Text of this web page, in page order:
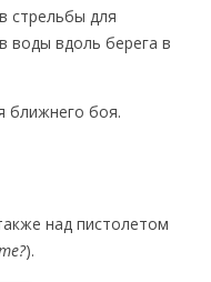
стрельбы для
воды вдоль берега в
ближнего боя.
над пистолетом
).